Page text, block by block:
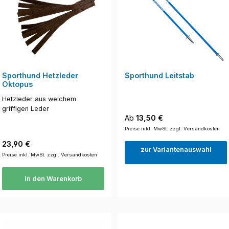
Sporthund Hetzleder
Oktopus
Hetzleder aus weichem
griffigen Leder
Regulärer Preis:
23,90 €
Preise inkl. MwSt. zzgl. Versandkosten
In den Warenkorb
Sporthund Leitstab
Regulärer Preis:
Ab 13,50 €
Preise inkl. MwSt. zzgl. Versandkosten
zur Variantenauswahl